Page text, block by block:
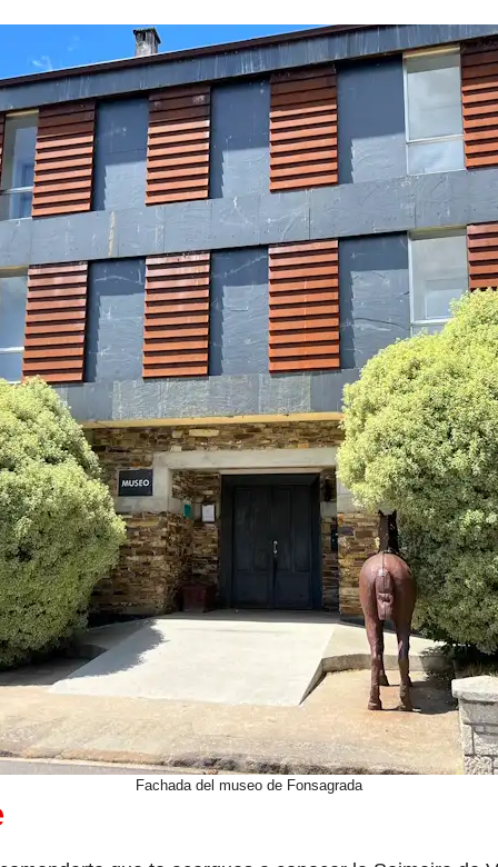
Fachada del museo de Fonsagrada